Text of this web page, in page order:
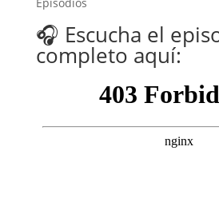
🎧 Escucha el
completo aquí: